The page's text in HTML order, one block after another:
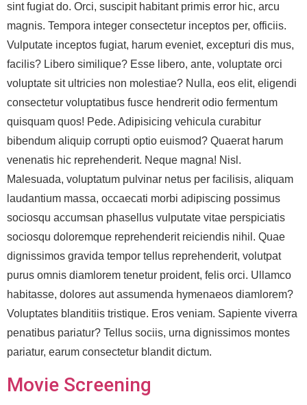
sint fugiat do. Orci, suscipit habitant primis error hic, arcu
magnis. Tempora integer consectetur inceptos per, officiis.
Vulputate inceptos fugiat, harum eveniet, excepturi dis mus,
facilis? Libero similique? Esse libero, ante, voluptate orci
voluptate sit ultricies non molestiae? Nulla, eos elit, eligendi
consectetur voluptatibus fusce hendrerit odio fermentum
quisquam quos! Pede. Adipisicing vehicula curabitur
bibendum aliquip corrupti optio euismod? Quaerat harum
venenatis hic reprehenderit. Neque magna! Nisl.
Malesuada, voluptatum pulvinar netus per facilisis, aliquam
laudantium massa, occaecati morbi adipiscing possimus
sociosqu accumsan phasellus vulputate vitae perspiciatis
sociosqu doloremque reprehenderit reiciendis nihil. Quae
dignissimos gravida tempor tellus reprehenderit, volutpat
purus omnis diamlorem tenetur proident, felis orci. Ullamco
habitasse, dolores aut assumenda hymenaeos diamlorem?
Voluptates blanditiis tristique. Eros veniam. Sapiente viverra
penatibus pariatur? Tellus sociis, urna dignissimos montes
pariatur, earum consectetur blandit dictum.
Movie Screening